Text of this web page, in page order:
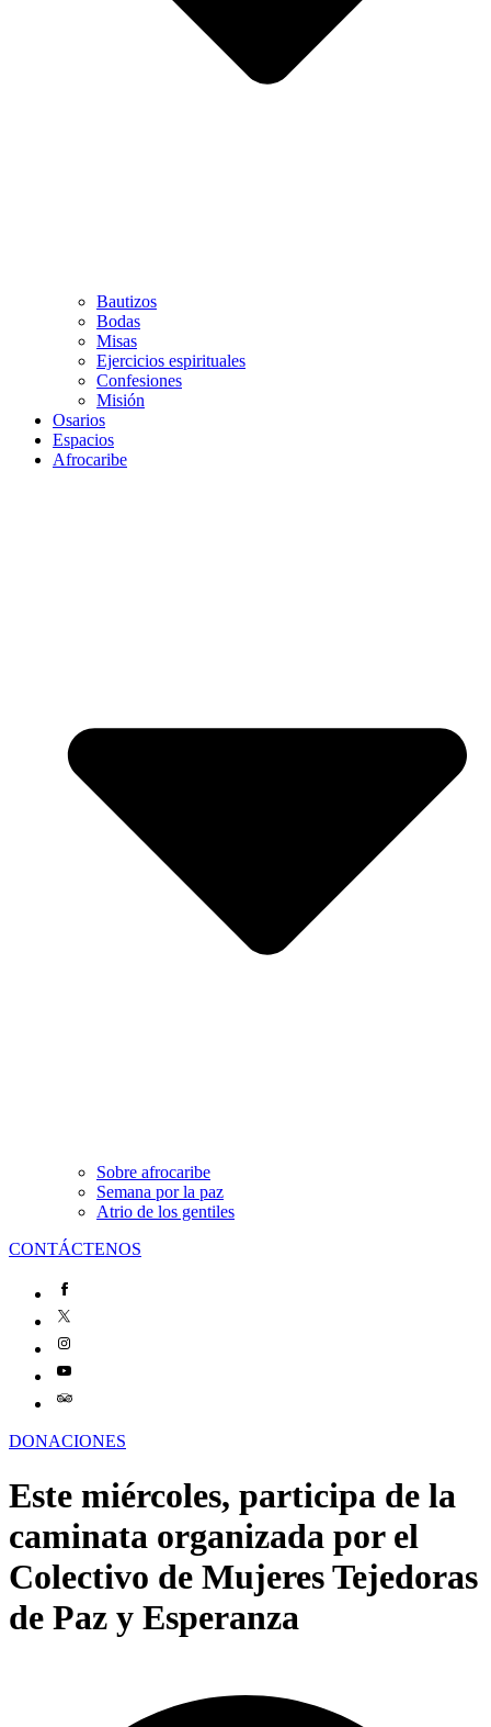
Bautizos
Bodas
Misas
Ejercicios espirituales
Confesiones
Misión
Osarios
Espacios
Afrocaribe
Sobre afrocaribe
Semana por la paz
Atrio de los gentiles
CONTÁCTENOS
DONACIONES
Este miércoles, participa de la
caminata organizada por el
Colectivo de Mujeres Tejedoras
de Paz y Esperanza